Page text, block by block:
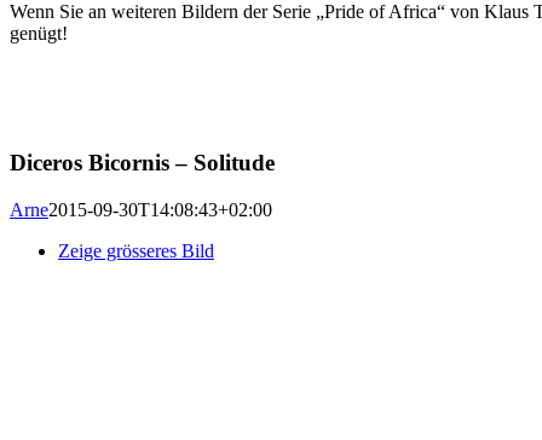
Wenn Sie an weiteren Bildern der Serie „Pride of Africa“ von Klaus
genügt!
Diceros Bicornis – Solitude
Arne2015-09-30T14:08:43+02:00
Zeige grösseres Bild